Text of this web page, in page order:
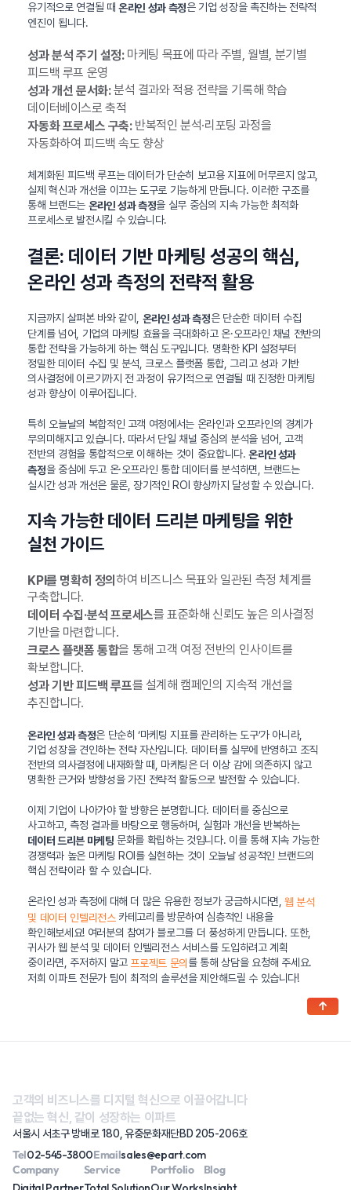
유기적으로 연결될 때온라인 성과 측정은 기업 성장을 촉진하는 전략적
엔진이 됩니다.
성과 분석 주기 설정:마케팅 목표에 따라 주별, 월별, 분기별
피드백 루프 운영
성과 개선 문서화:분석 결과와 적용 전략을 기록해 학습
데이터베이스로 축적
자동화 프로세스 구축:반복적인 분석·리포팅 과정을
자동화하여 피드백 속도 향상
체계화된 피드백 루프는 데이터가 단순히 보고용 지표에 머무르지 않고,
실제 혁신과 개선을 이끄는 도구로 기능하게 만듭니다. 이러한 구조를
통해 브랜드는 온라인 성과 측정을 실무 중심의 지속 가능한 최적화
프로세스로 발전시킬 수 있습니다.
결론: 데이터 기반 마케팅 성공의 핵심,
온라인 성과 측정의 전략적 활용
지금까지 살펴본 바와 같이, 온라인 성과 측정은 단순한 데이터 수집
단계를 넘어, 기업의 마케팅 효율을 극대화하고 온·오프라인 채널 전반의
통합 전략을 가능하게 하는 핵심 도구입니다. 명확한 KPI 설정부터
정밀한 데이터 수집 및 분석, 크로스 플랫폼 통합, 그리고 성과 기반
의사결정에 이르기까지 전 과정이 유기적으로 연결될 때 진정한 마케팅
성과 향상이 이루어집니다.
특히 오늘날의 복합적인 고객 여정에서는 온라인과 오프라인의 경계가
무의미해지고 있습니다. 따라서 단일 채널 중심의 분석을 넘어, 고객
전반의 경험을 통합적으로 이해하는 것이 중요합니다.온라인 성과
측정을 중심에 두고 온·오프라인 통합 데이터를 분석하면, 브랜드는
실시간 성과 개선은 물론, 장기적인 ROI 향상까지 달성할 수 있습니다.
지속 가능한 데이터 드리븐 마케팅을 위한
실천 가이드
KPI를 명확히 정의 하여 비즈니스 목표와 일관된 측정 체계를
구축합니다.
데이터 수집·분석 프로세스를 표준화해 신뢰도 높은 의사결정
기반을 마련합니다.
크로스 플랫폼 통합을 통해 고객 여정 전반의 인사이트를
확보합니다.
성과 기반 피드백 루프를 설계해 캠페인의 지속적 개선을
추진합니다.
온라인 성과 측정은 단순히 ‘마케팅 지표를 관리하는 도구’가 아니라,
기업 성장을 견인하는 전략 자산입니다. 데이터를 실무에 반영하고 조직
전반의 의사결정에 내재화할 때, 마케팅은 더 이상 감에 의존하지 않고
명확한 근거와 방향성을 가진 전략적 활동으로 발전할 수 있습니다.
이제 기업이 나아가야 할 방향은 분명합니다. 데이터를 중심으로
사고하고, 측정 결과를 바탕으로 행동하며, 실험과 개선을 반복하는
데이터 드리븐 마케팅 문화를 확립하는 것입니다. 이를 통해 지속 가능한
경쟁력과 높은 마케팅 ROI를 실현하는 것이 오늘날 성공적인 브랜드의
핵심 전략이라 할 수 있습니다.
온라인 성과 측정에 대해 더 많은 유용한 정보가 궁금하시다면,웹 분석
및 데이터 인텔리전스카테고리를 방문하여 심층적인 내용을
확인해보세요! 여러분의 참여가 블로그를 더 풍성하게 만듭니다. 또한,
귀사가 웹 분석 및 데이터 인텔리전스 서비스를 도입하려고 계획
중이라면, 주저하지 말고 프로젝트 문의를 통해 상담을 요청해 주세요.
저희 이파트 전문가 팀이 최적의 솔루션을 제안해드릴 수 있습니다!
고객의 비즈니스를 디지털 혁신으로 이끌어갑니다
끝없는 혁신, 같이 성장하는 이파트
서울시 서초구 방배로 180, 유중문화재단BD 205-206호
Tel02-545-3800Emailsales@epart.com
Company
Service
Portfolio
Blog
↑